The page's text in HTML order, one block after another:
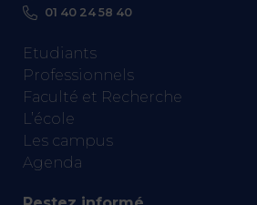
01 40 24 58 40
Etudiants
Professionnels
Faculté et Recherche
L’école
Les campus
Agenda